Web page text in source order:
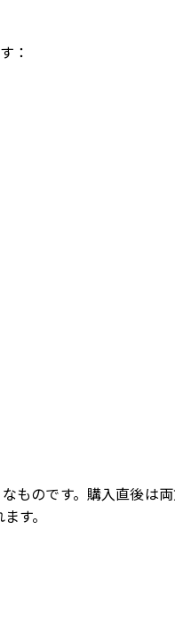
：
ものです。購入直後は
す。